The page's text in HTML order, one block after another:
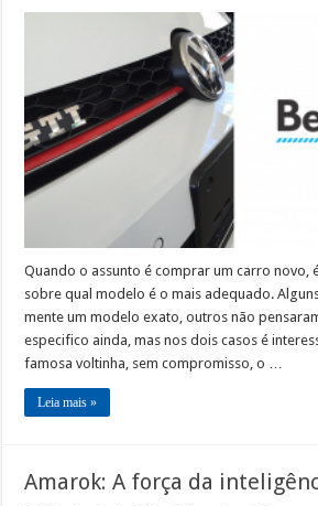
Quando o assunto é comprar um carro novo,
sobre qual modelo é o mais adequado.
mente um modelo exato, outros não
especifico ainda, mas nos dois casos é
famosa voltinha, sem compromisso, o …
Leia mais »
Amarok: A força da